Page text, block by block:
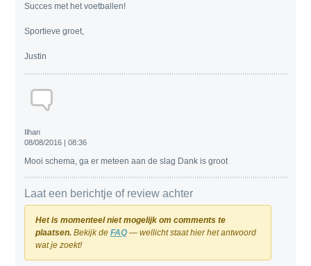
Succes met het voetballen!
Sportieve groet,
Justin
Ilhan
08/08/2016 | 08:36
Mooi schema, ga er meteen aan de slag Dank is groot
Laat een berichtje of review achter
Het is momenteel niet mogelijk om comments te
plaatsen.Bekijk de FAQ— wellicht staat hier het antwoord
wat je zoekt!